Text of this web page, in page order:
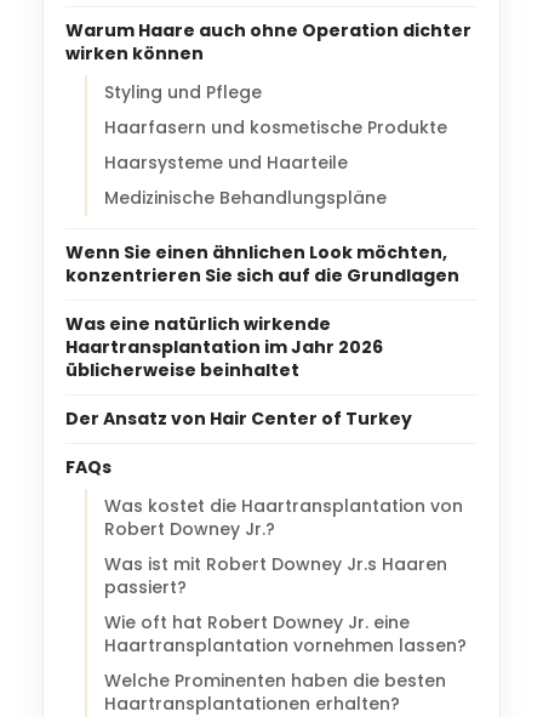
Warum Haare auch ohne Operation dichter
wirken können
Styling und Pflege
Haarfasern und kosmetische Produkte
Haarsysteme und Haarteile
Medizinische Behandlungspläne
Wenn Sie einen ähnlichen Look möchten,
konzentrieren Sie sich auf die Grundlagen
Was eine natürlich wirkende
Haartransplantation im Jahr 2026
üblicherweise beinhaltet
Der Ansatz von Hair Center of Turkey
FAQs
Was kostet die Haartransplantation von
Robert Downey Jr.?
Was ist mit Robert Downey Jr.s Haaren
passiert?
Wie oft hat Robert Downey Jr. eine
Haartransplantation vornehmen lassen?
Welche Prominenten haben die besten
Haartransplantationen erhalten?